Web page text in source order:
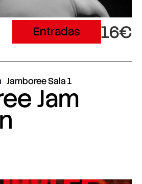
Entradas 16€
Jamboree Sala 1
Jam